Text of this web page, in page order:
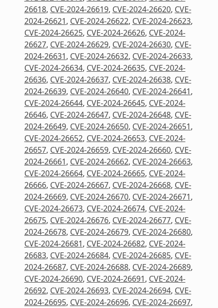
26618, CVE-2024-26619, CVE-2024-26620, CVE-
2024-26621, CVE-2024-26622, CVE-2024-26623,
CVE-2024-26625, CVE-2024-26626, CVE-2024-
26627, CVE-2024-26629, CVE-2024-26630, CVE-
2024-26631, CVE-2024-26632, CVE-2024-26633,
CVE-2024-26634, CVE-2024-26635, CVE-2024-
26636, CVE-2024-26637, CVE-2024-26638, CVE-
2024-26639, CVE-2024-26640, CVE-2024-26641,
CVE-2024-26644, CVE-2024-26645, CVE-2024-
26646, CVE-2024-26647, CVE-2024-26648, CVE-
2024-26649, CVE-2024-26650, CVE-2024-26651,
CVE-2024-26652, CVE-2024-26653, CVE-2024-
26657, CVE-2024-26659, CVE-2024-26660, CVE-
2024-26661, CVE-2024-26662, CVE-2024-26663,
CVE-2024-26664, CVE-2024-26665, CVE-2024-
26666, CVE-2024-26667, CVE-2024-26668, CVE-
2024-26669, CVE-2024-26670, CVE-2024-26671,
CVE-2024-26673, CVE-2024-26674, CVE-2024-
26675, CVE-2024-26676, CVE-2024-26677, CVE-
2024-26678, CVE-2024-26679, CVE-2024-26680,
CVE-2024-26681, CVE-2024-26682, CVE-2024-
26683, CVE-2024-26684, CVE-2024-26685, CVE-
2024-26687, CVE-2024-26688, CVE-2024-26689,
CVE-2024-26690, CVE-2024-26691, CVE-2024-
26692, CVE-2024-26693, CVE-2024-26694, CVE-
2024-26695, CVE-2024-26696, CVE-2024-26697,